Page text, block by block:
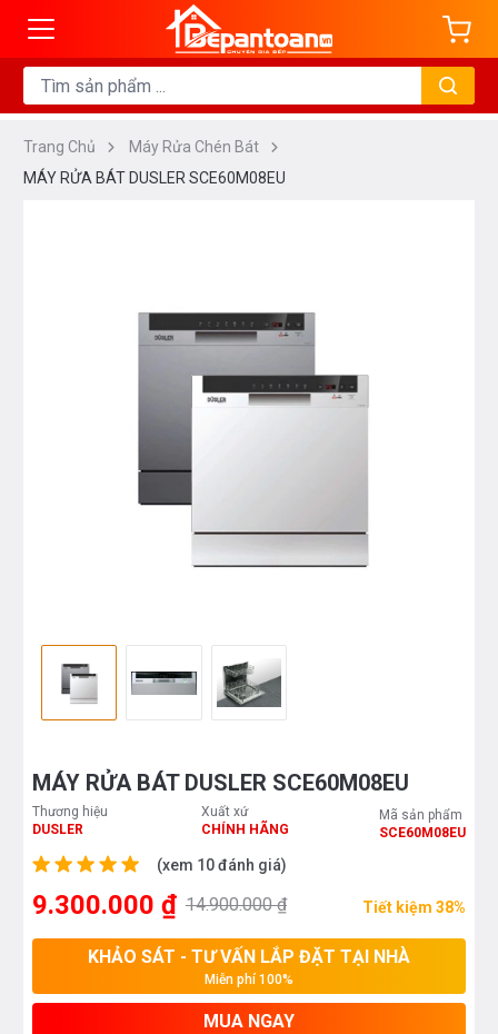
Trang Chủ
Máy Rửa Chén Bát
MÁY RỬA BÁT DUSLER SCE60M08EU
MÁY RỬA BÁT DUSLER SCE60M08EU
Thương hiệu
DUSLER
Xuất xứ
CHÍNH HÃNG
Mã sản phẩm
SCE60M08EU
(xem 10 đánh giá)
9.300.000 ₫ 14.900.000 ₫ Tiết kiệm 38%
KHẢO SÁT - TƯ VẤN LẮP ĐẶT TẠI NHÀ
Miễn phí 100%
MUA NGAY